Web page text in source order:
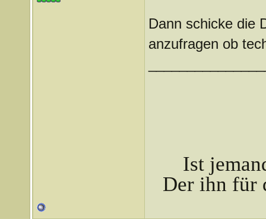
Dann schicke die
anzufragen ob
Ist
Der ihn für